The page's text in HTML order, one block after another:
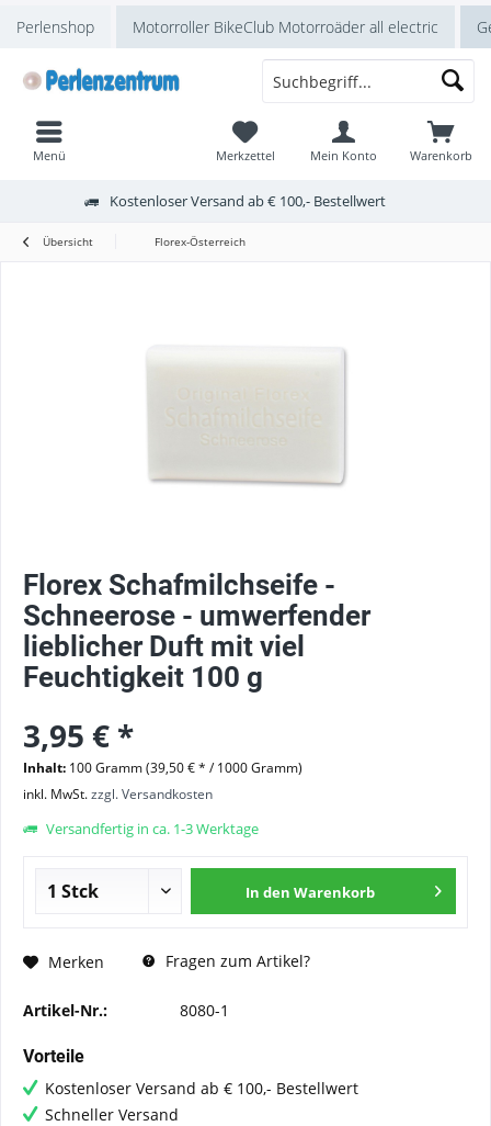
Perlenshop Motorroller BikeClub Motorroäder all electric
Kostenloser Versand ab € 100,- Bestellwert
Warenkorb
Merkzettel Mein Konto
Menü
Übersicht Florex-Österreich
Florex Schafmilchseife -
Schneerose - umwerfender
lieblicher Duft mit viel
Feuchtigkeit 100 g
3,95 € *
Inhalt: 100 Gramm (39,50 € * / 1000 Gramm)
inkl. MwSt.zzgl. Versandkosten
Versandfertig in ca. 1-3 Werktage
In den Warenkorb
Merken Fragen zum Artikel?
Artikel-Nr.: 8080-1
Vorteile
Kostenloser Versand ab € 100,- Bestellwert
Schneller Versand